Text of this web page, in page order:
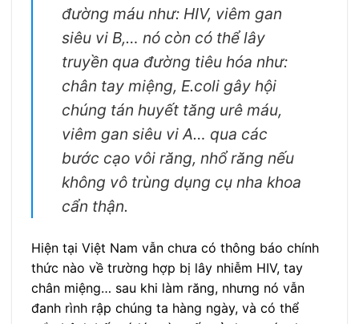
đường máu như: HIV, viêm gan
siêu vi B,… nó còn có thể lây
truyền qua đường tiêu hóa như:
chân tay miệng, E.coli gây hội
chúng tán huyết tăng urê máu,
viêm gan siêu vi A… qua các
bước cạo vôi răng, nhổ răng nếu
không vô trùng dụng cụ nha khoa
cẩn thận.
Hiện tại Việt Nam vẫn chưa có thông báo chính
thức nào về trường hợp bị lây nhiễm HIV, tay
chân miệng… sau khi làm răng, nhưng nó vẫn
đanh rình rập chúng ta hàng ngày, và có thể